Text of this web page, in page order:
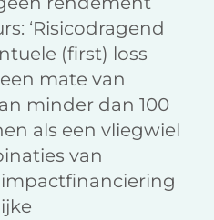
‘Risicodragend
(first) loss
mate van
minder dan 100
als een vliegwiel
van